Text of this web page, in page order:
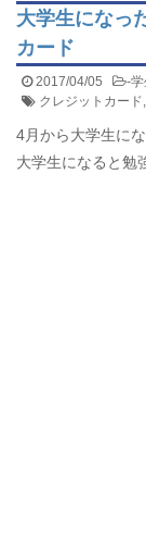
大学生になっ
カード
2017/04/05 -
クレジットカード,
4月から大学生に
大学生になると勉